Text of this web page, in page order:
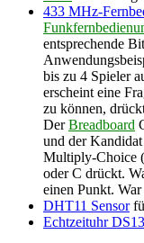
433 MHz-
entsprechende
bis zu 4 Spieler
erscheint eine
zu können,
DerBreadboard
und der
Multiply-Choice
oder C drückt.
einen Punkt.
DHT11 Sensor
Echtzeituhr